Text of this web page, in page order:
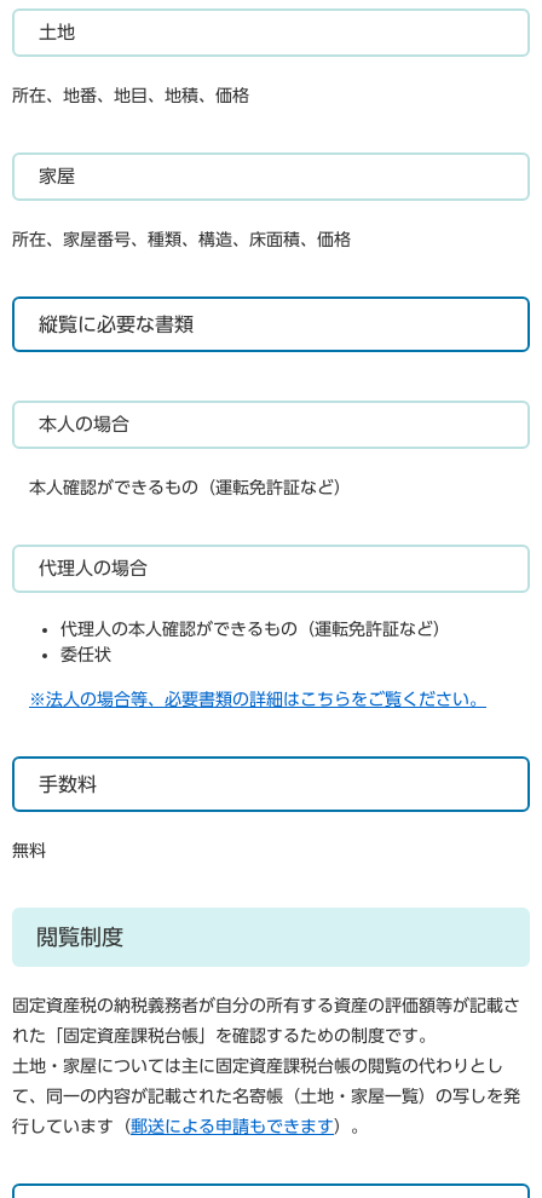
土地
所在、地番、地目、地積、価格
家屋
所在、家屋番号、種類、構造、床面積、価格
縦覧に必要な書類
本人の場合
本人確認ができるもの（運転免許証など）
代理人の場合
代理人の本人確認ができるもの（運転免許証など）
委任状
※法人の場合等、必要書類の詳細はこちらをご覧ください。
手数料
無料
閲覧制度
固定資産税の納税義務者が自分の所有する資産の評価額等が記載さ
れた「固定資産課税台帳」を確認するための制度です。
土地・家屋については主に固定資産課税台帳の閲覧の代わりとし
て、同一の内容が記載された名寄帳（土地・家屋一覧）の写しを発
行しています（郵送による申請もできます）。